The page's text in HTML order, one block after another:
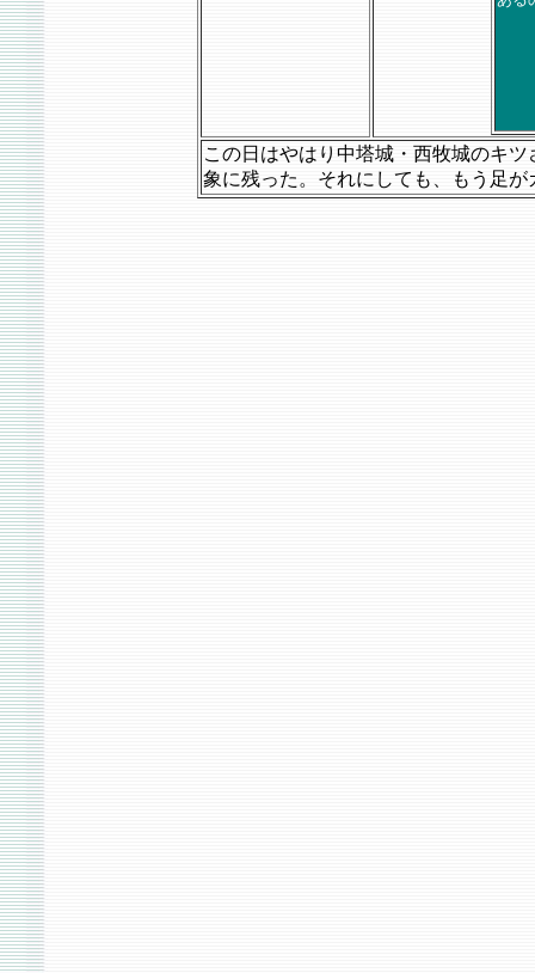
この日はやはり中塔城・西牧城のキ
象に残った。それにしても、もう足